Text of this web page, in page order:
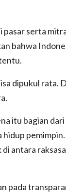
serta
bahwa
dipukul rata.
itu bagian
antara
pada